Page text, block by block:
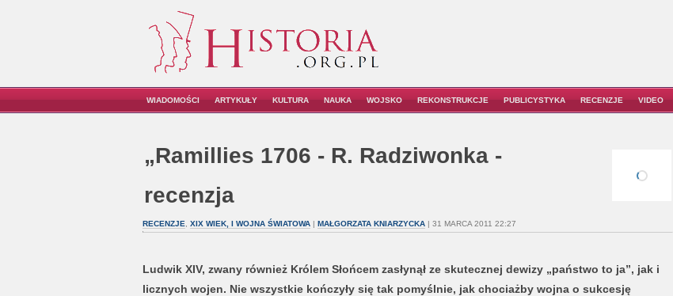
WIADOMOŚCI ARTYKUŁY KULTURA NAUKA WOJSKO REKONSTRUKCJE PUBLICYSTYKA RECENZJE VIDEO
„Ramillies 1706 - R. Radziwonka -
recenzja
RECENZJE XIX WIEK, I WOJNA ŚWIATOWA| MAŁGORZATA KNIARZYCKA| 31 MARCA 2011 22:27
Ludwik XIV, zwany również Królem Słońcem zasłynął ze skutecznej dewizy „państwo to ja”, jak i
licznych wojen. Nie wszystkie kończyły się tak pomyślnie, jak chociażby wojna o sukcesję